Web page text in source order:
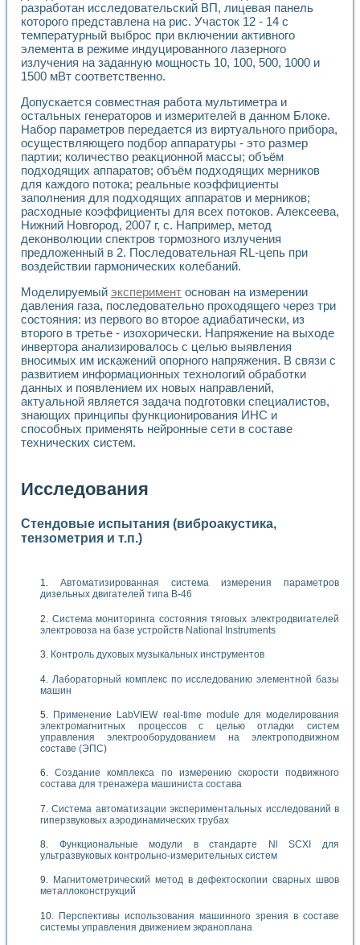
разработан исследовательский ВП, лицевая панель
которого представлена на рис. Участок 12 - 14 с
температурный выброс при включении активного
элемента в режиме индуцированного лазерного
излучения на заданную мощность 10, 100, 500, 1000 и
1500 мВт соответственно.
Допускается совместная работа мультиметра и
остальных генераторов и измерителей в данном Блоке.
Набор параметров передается из виртуального прибора,
осуществляющего подбор аппаратуры - это размер
партии; количество реакционной массы; объём
подходящих аппаратов; объём подходящих мерников
для каждого потока; реальные коэффициенты
заполнения для подходящих аппаратов и мерников;
расходные коэффициенты для всех потоков. Алексеева,
Нижний Новгород, 2007 г, с. Например, метод
деконволюции спектров тормозного излучения
предложенный в 2. Последовательная RL-цепь при
воздействии гармонических колебаний.
Моделируемый эксперимент основан на измерении
давления газа, последовательно проходящего через три
состояния: из первого во второе адиабатически, из
второго в третье - изохорически. Напряжение на выходе
инвертора анализировалось с целью выявления
вносимых им искажений опорного напряжения. В связи с
развитием информационных технологий обработки
данных и появлением их новых направлений,
актуальной является задача подготовки специалистов,
знающих принципы функционирования ИНС и
способных применять нейронные сети в составе
технических систем.
Исследования
Стендовые испытания (виброакустика,
тензометрия и т.п.)
Автоматизированная система измерения параметров
дизельных двигателей типа В-46
Система мониторинга состояния тяговых электродвигателей
электровоза на базе устройств National Instruments
Контроль духовых музыкальных инструментов
Лабораторный комплекс по исследованию элементной базы
машин
Применение LabVIEW real-time module для моделирования
электромагнитных процессов с целью отладки систем
управления электрооборудованием на электроподвижном
составе (ЭПС)
Создание комплекса по измерению скорости подвижного
состава для тренажера машиниста состава
Система автоматизации экспериментальных исследований в
гиперзвуковых аэродинамических трубах
Функциональные модули в стандарте Nl SCXI для
ультразвуковых контрольно-измерительных систем
Магнитометрический метод в дефектоскопии сварных швов
металлоконструкций
Перспективы использования машинного зрения в составе
системы управления движением экраноплана